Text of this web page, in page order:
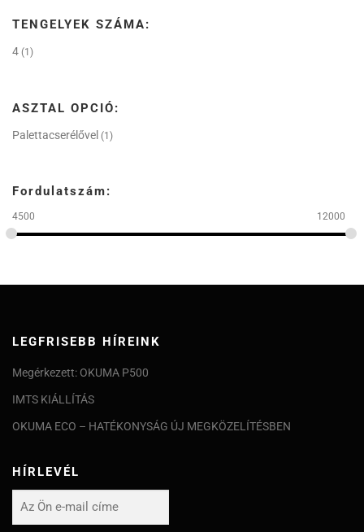
TENGELYEK SZÁMA:
4 (1)
ASZTAL OPCIÓ:
Palettacserélővel (1)
Fordulatszám:
4500 12000
LEGFRISEBB HÍREINK
Megérkezett: OKUMA P500
IMTS KIÁLLÍTÁS
OKUMA ECO – HATÉKONYSÁG ÚJ MEGKÖZELÍTÉSBEN
HÍRLEVÉL